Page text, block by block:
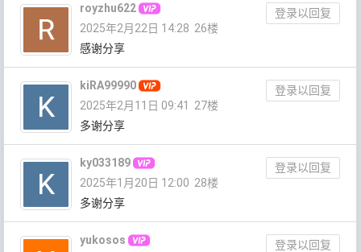
royzhu622
登录以回复
2025年2月22日 14:28 26楼
感谢分享
kiRA99990
登录以回复
2025年2月11日 09:41
27楼
多谢分享
ky033189
登录以回复
2025年1月20日 12:00 28楼
多谢分享
yukosos
登录以回复